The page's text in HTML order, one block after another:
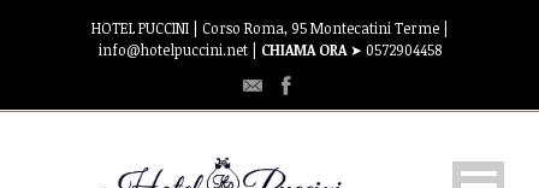
HOTEL PUCCINI | Corso Roma, 95 Montecatini Terme |
info@hotelpuccini.net | CHIAMA ORA➤ 0572904458